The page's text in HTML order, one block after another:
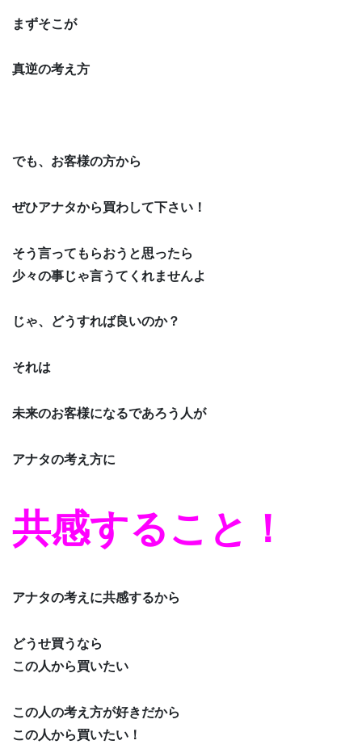
まずそこが
真逆の考え方
でも、お客様の方から
ぜひアナタから買わして下さい！
そう言ってもらおうと思ったら
少々の事じゃ言うてくれませんよ
じゃ、どうすれば良いのか？
それは
未来のお客様になるであろう人が
アナタの考え方に
共感すること！
アナタの考えに共感するから
どうせ買うなら
この人から買いたい
この人の考え方が好きだから
この人から買いたい！